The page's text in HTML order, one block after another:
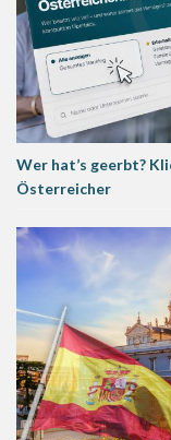
Wer hat’s geerbt?
Österreicher